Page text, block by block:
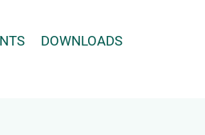
DOWNLOADS